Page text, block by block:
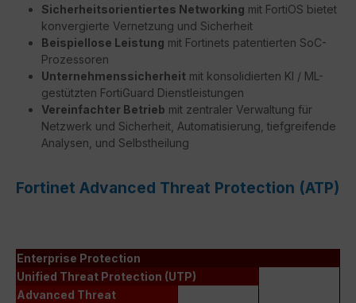
Sicherheitsorientiertes Networking mit FortiOS bietet
konvergierte Vernetzung und Sicherheit
Beispiellose Leistung mit Fortinets patentierten SoC-
Prozessoren
Unternehmenssicherheit mit konsolidierten KI / ML-
gestützten FortiGuard Dienstleistungen
Vereinfachter Betrieb mit zentraler Verwaltung für
Netzwerk und Sicherheit, Automatisierung, tiefgreifende
Analysen, und Selbstheilung
Fortinet Advanced Threat Protection (ATP)
Enterprise Protection
Unified Threat Protection (UTP)
Advanced Threat